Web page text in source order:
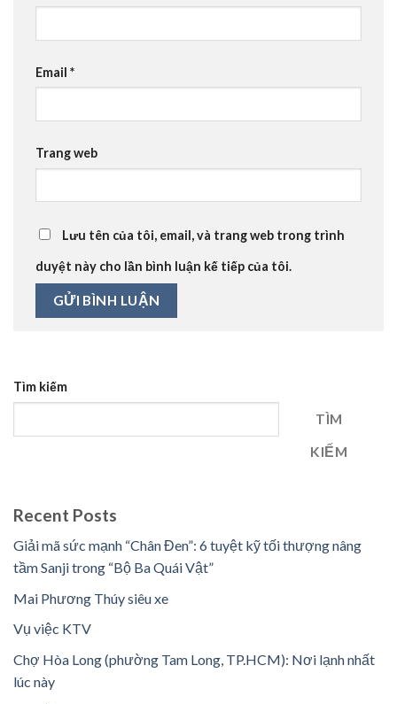
Email *
Trang web
Lưu tên của tôi, email, và trang web trong trình
duyệt này cho lần bình luận kế tiếp của tôi.
Tìm kiếm
TÌM
KIẾM
Recent Posts
Giải mã sức mạnh “Chân Đen”: 6 tuyệt kỹ tối thượng nâng
tầm Sanji trong “Bộ Ba Quái Vật”
Mai Phương Thúy siêu xe
Vụ việc KTV
Chợ Hòa Long (phường Tam Long, TP.HCM): Nơi lạnh nhất
lúc này